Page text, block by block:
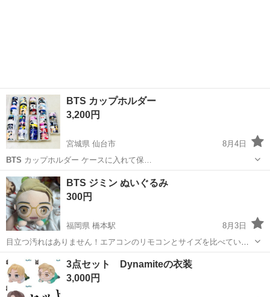
BTS カップホルダー
3,200円
宮城県 仙台市
8月4日
BTS
カップホルダー ケースに入れて保…
宮城 仙台市
BTS ジミン ぬいぐるみ
300円
福岡県 橋本駅
8月3日
目立つ汚れはありません！エアコンのリモコンとサイズを比べていま
す🙇🏻‍♀️🙇🏻‍♀️現金手渡し又はpaypayで受け付けています！！ご覧頂きあ
りがとうございます(>_<)
福岡 福岡市
3点セット Dynamiteの衣装
3,000円